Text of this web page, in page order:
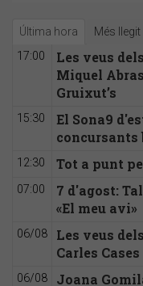
Última hora Més llegit
17:00
Les veus
Miquel
Gruixut’s
15:30
El Sona9
concursants
12:30 Tot a punt
07:00
7 d'agost:
«El meu avi»
06/08
Les veus
Carles Cases
06/08 Joana